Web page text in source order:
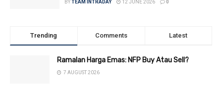
BYTEAM INTRADAY 12 JUNE 2026 0
Trending Comments Latest
Ramalan Harga Emas: NFP Buy Atau Sell?
7 AUGUST 2026